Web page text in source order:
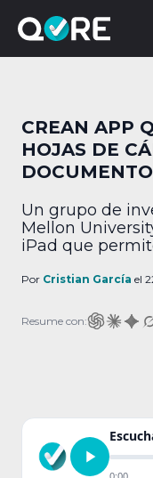
CREAN APP
HOJAS DE
Un grupo de
Mellon
iPad que
apropiada para
manipulación y
datos
Por Cristian García el
Resume con: